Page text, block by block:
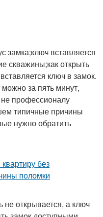
замка;ключ вставляется
скважины;как открыть
ключ в замок.
за пять минут,
профессионалу
типичные причины
нужно обратить
не открывается, а ключ